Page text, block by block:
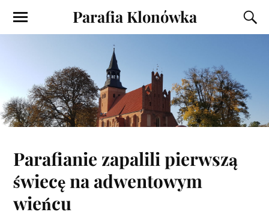
Parafia Klonówka
Parafianie zapalili pierwszą
świecę na adwentowym
wieńcu